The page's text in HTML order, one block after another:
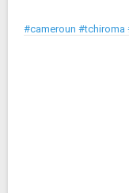
#cameroun